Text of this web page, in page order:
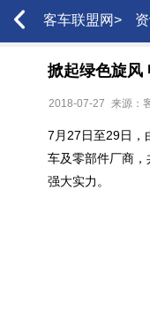
客车联盟网>
掀起绿色旋风
2018-07-27 来源：
7月27日至29日，
车及零部件厂商
强大实力。